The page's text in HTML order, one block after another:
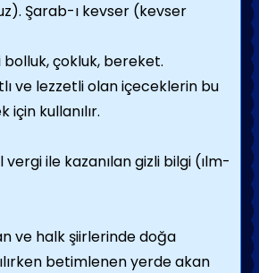
Şarab-ı kevser (kevser
bolluk, çokluk, bereket.
ve lezzetli olan içeceklerin bu
kullanılır.
vergi ile kazanılan gizli bilgi (ılm-
ve halk şiirlerinde doğa
betimlenen yerde akan